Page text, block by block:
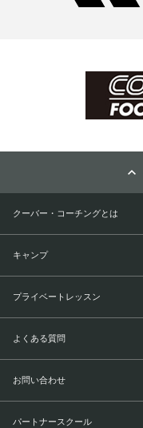
クーバー・コーチングとは
キャンプ
プライベートレッスン
よくある質問
お問い合わせ
パートナースクール